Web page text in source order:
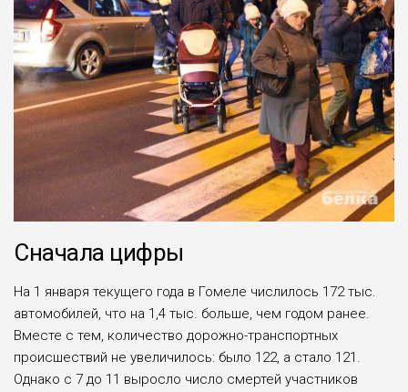
Сначала цифры
На 1 января текущего года в Гомеле числилось 172 тыс.
автомобилей, что на 1,4 тыс. больше, чем годом ранее.
Вместе с тем, количество дорожно-транспортных
происшествий не увеличилось: было 122, а стало 121.
Однако с 7 до 11 выросло число смертей участников